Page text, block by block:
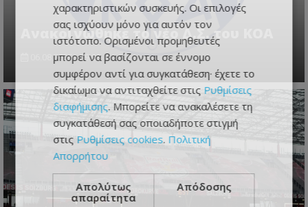
Aνακοινώθηκε το νέο Δ.Σ. του ΚΟΑ
06.08.2026 - 19:23
χαρακτηριστικών συσκευής. Οι επιλογές
σας ισχύουν μόνο για αυτόν τον
ιστότοπο. Ορισμένοι προμηθευτές
μπορεί να βασίζονται σε έννομο
συμφέρον αντί για συγκατάθεση· έχετε το
δικαίωμα να αντιταχθείτε στις Ρυθμίσεις
διαφήμισης. Μπορείτε να ανακαλέσετε τη
συγκατάθεσή σας οποιαδήποτε στιγμή
στις Ρυθμίσεις cookies. Πολιτική
Απορρήτου
Απολύτως
απαραίτητα
Απόδοσης